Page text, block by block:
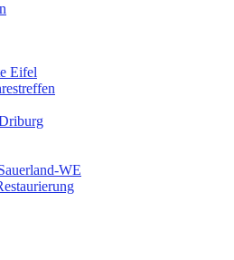
Eifel
WE